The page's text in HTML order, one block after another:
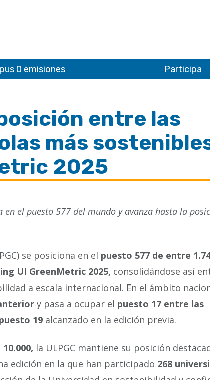
0 emisiones Participa
entre las
más
2025
el puesto 577 del mundo y avanza hasta la
se posiciona en el puesto 577 de entre
UI GreenMetric 2025, consolidándose así
a escala internacional. En el ámbito
y pasa a ocupar el puesto 17 entre las
19 alcanzado en la edición previa.
la ULPGC mantiene su posición
edición en la que han participado 268